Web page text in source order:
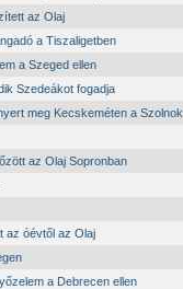
az Olaj
a Tiszaligetben
a Szeged ellen
Szedeákot fogadja
meg Kecskeméten a Szolnok
az Olaj Sopronban
az óévtől az Olaj
a Debrecen ellen